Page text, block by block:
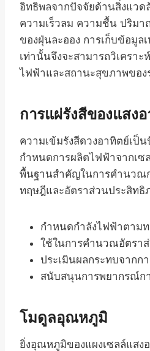
อิทธิพลจากปัจจัยด้านสิ่งแว
ความเร็วลม ความชื้น ปริม
ของฝุ่นละออง การเก็บข้อมูล
เท่านั้นจึงจะสามารถวิเครา
ไฟฟ้าและสถานะสุขภาพของ
การแผ่รังสีของแสง
ความเข้มรังสีดวงอาทิตย์เป็
กำหนดการผลิตไฟฟ้าจากเซ
พื้นฐานสำคัญในการคำนวณ
ทฤษฎีและอัตราส่วนประสิทธิ
กำหนดกำลังไฟฟ้าตาม
ใช้ในการคำนวณอัตรา
ประเมินผลกระทบจากกา
สนับสนุนการพยากรณ์ก
โมดูลอุณหภูมิ
ยิ่งอุณหภูมิของแผงเซลล์แสง